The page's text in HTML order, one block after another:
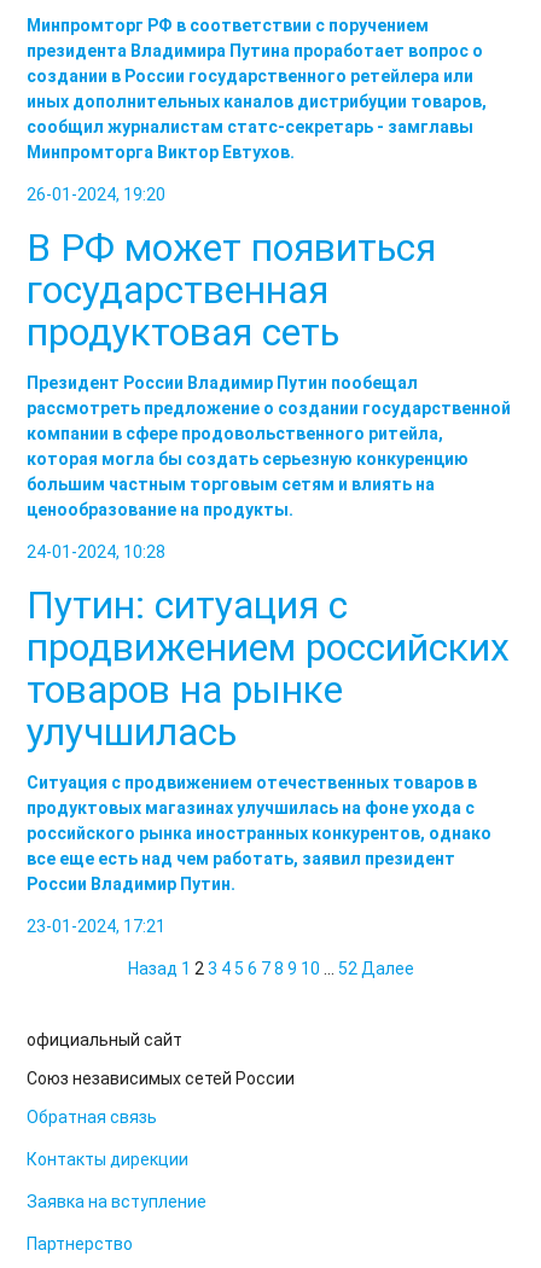
Минпромторг РФ в соответствии с поручением
президента Владимира Путина проработает вопрос о
создании в России государственного ретейлера или
иных дополнительных каналов дистрибуции товаров,
сообщил журналистам статс-секретарь - замглавы
Минпромторга Виктор Евтухов.
26-01-2024, 19:20
В РФ может появиться
государственная
продуктовая сеть
Президент России Владимир Путин пообещал
рассмотреть предложение о создании государственной
компании в сфере продовольственного ритейла,
которая могла бы создать серьезную конкуренцию
большим частным торговым сетям и влиять на
ценообразование на продукты.
24-01-2024, 10:28
Путин: ситуация с
продвижением российских
товаров на рынке
улучшилась
Ситуация с продвижением отечественных товаров в
продуктовых магазинах улучшилась на фоне ухода с
российского рынка иностранных конкурентов, однако
все еще есть над чем работать, заявил президент
России Владимир Путин.
23-01-2024, 17:21
Назад 1 2 3 4 5 6 7 8 9 10 52 Далее
официальный сайт
Союз независимых сетей России
Обратная связь
Контакты дирекции
Заявка на вступление
Партнерство